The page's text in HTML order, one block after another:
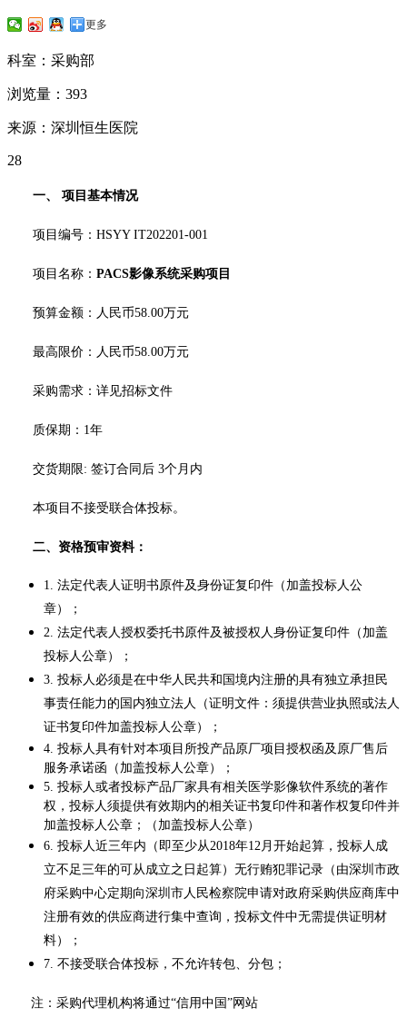
更多
科室：采购部
浏览量：393
来源：深圳恒生医院
28
一、 项目基本情况
项目编号：HSYY IT202201-001
项目名称： PACS影像系统采购项目
预算金额：人民币58.00万元
最高限价：人民币58.00万元
采购需求：详见招标文件
质保期：1年
交货期限: 签订合同后 3个月内
本项目不接受联合体投标。
二、资格预审资料：
1. 法定代表人证明书原件及身份证复印件（加盖投标人公
章）；
2. 法定代表人授权委托书原件及被授权人身份证复印件（加盖
投标人公章）；
3. 投标人必须是在中华人民共和国境内注册的具有独立承担民
事责任能力的国内独立法人（证明文件：须提供营业执照或法人
证书复印件加盖投标人公章）；
4. 投标人具有针对本项目所投产品原厂项目授权函及原厂售后
服务承诺函（加盖投标人公章）；
5. 投标人或者投标产品厂家具有相关医学影像软件系统的著作
权，投标人须提供有效期内的相关证书复印件和著作权复印件并
加盖投标人公章；（加盖投标人公章）
6. 投标人近三年内（即至少从2018年12月开始起算，投标人成
立不足三年的可从成立之日起算）无行贿犯罪记录（由深圳市政
府采购中心定期向深圳市人民检察院申请对政府采购供应商库中
注册有效的供应商进行集中查询，投标文件中无需提供证明材
料）；
7. 不接受联合体投标，不允许转包、分包；
注：采购代理机构将通过“信用中国”网站